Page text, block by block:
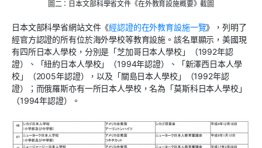
圖二：日本文部科學省文件《在外教育設施概要》截圖
日本文部科學省網站文件《經認證的在外教育設施一覽》，列明了
經官方認證的所有位於海外學校等教育設施。該名單顯示，美國現
有四所日本人學校，分別是「芝加哥日本人學校」（1992年認
證）、「紐約日本人學校」（1994年認證）、「新澤西日本人學
校」（2005年認證），以及「關島日本人學校」（1992年認
證）；而俄羅斯亦有一所日本人學校，名為「莫斯科日本人學校」
（1994年認證）。